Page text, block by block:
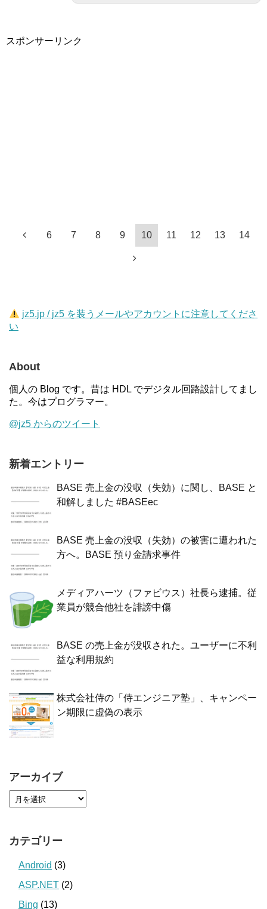
スポンサーリンク
6 7 8 9 10 11 12 13 14
jz5.jp / jz5 を装うメールやアカウントに注意してくださ
い
About
個人の Blog です。昔は HDL でデジタル回路設計してまし
た。今はプログラマー。
@jz5 からのツイート
新着エントリー
BASE 売上金の没収（失効）に関し、BASE と
和解しました #BASEec
BASE 売上金の没収（失効）の被害に遭われた
方へ。BASE 預り金請求事件
メディアハーツ（ファビウス）社長ら逮捕。従
業員が競合他社を誹謗中傷
BASE の売上金が没収された。ユーザーに不利
益な利用規約
株式会社侍の「侍エンジニア塾」、キャンペー
ン期限に虚偽の表示
アーカイブ
カテゴリー
Android (3)
ASP.NET (2)
Bing (13)